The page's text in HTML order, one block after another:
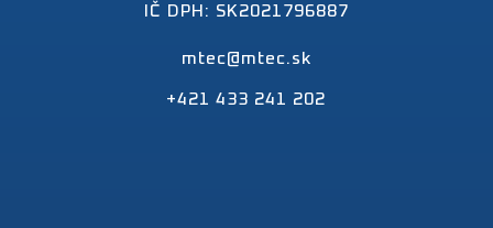
IČ DPH: SK2021796887
mtec@mtec.sk
+421 433 241 202